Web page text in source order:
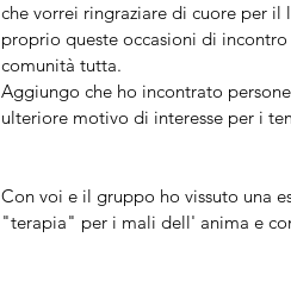
che vorrei ringraziare di cuore per
proprio queste occasioni di
comunità tutta.
Aggiungo che ho incontrato
ulteriore motivo di interesse per i
Con voi e il gruppo ho vissuto una
"terapia" per i mali dell' anima e